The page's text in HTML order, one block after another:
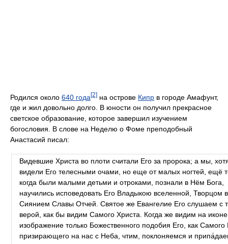
Родился около 640 года[2] на острове Кипр в городе Амафунт,
где и жил довольно долго. В юности он получил прекрасное
светское образование, которое завершил изучением
богословия. В слове на Неделю о Фоме преподобный
Анастасий писал:
Видевшие Христа во плоти считали Его за пророка; а мы,
видели Его телесными очами, но еще от малых ногтей, ещё
когда были малыми детьми и отроками, познали в Нём Бога,
научились исповедовать Его Владыкою вселенной, Творцом
Сиянием Славы Отчей. Святое же Евангелие Его слушаем с
верой, как бы видим Самого Христа. Когда же видим на иконе
изображение только Божественного подобия Его, как Самого
призирающего на нас с Неба, чтим, поклоняемся и